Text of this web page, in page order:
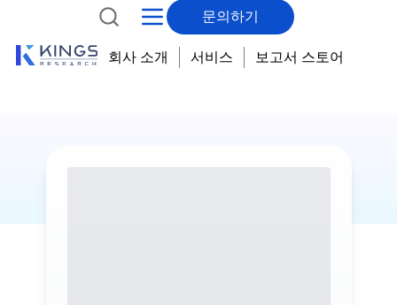
문의하기
회사 소개 서비스 보고서 스토어